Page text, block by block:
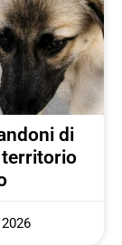
di
territorio